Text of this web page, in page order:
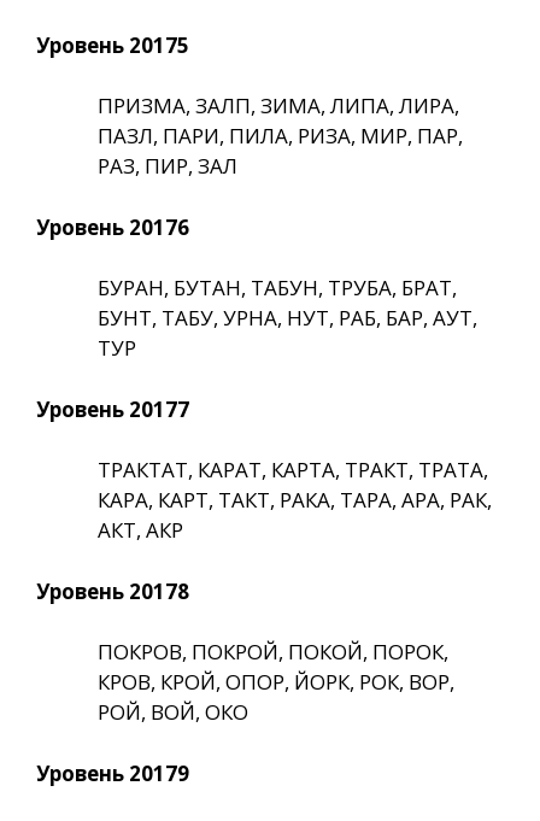
Уровень 20175
ПРИЗМА, ЗАЛП, ЗИМА, ЛИПА, ЛИРА,
ПАЗЛ, ПАРИ, ПИЛА, РИЗА, МИР, ПАР,
РАЗ, ПИР, ЗАЛ
Уровень 20176
БУРАН, БУТАН, ТАБУН, ТРУБА, БРАТ,
БУНТ, ТАБУ, УРНА, НУТ, РАБ, БАР, АУТ,
ТУР
Уровень 20177
ТРАКТАТ, КАРАТ, КАРТА, ТРАКТ, ТРАТА,
КАРА, КАРТ, ТАКТ, РАКА, ТАРА, АРА, РАК,
АКТ, АКР
Уровень 20178
ПОКРОВ, ПОКРОЙ, ПОКОЙ, ПОРОК,
КРОВ, КРОЙ, ОПОР, ЙОРК, РОК, ВОР,
РОЙ, ВОЙ, ОКО
Уровень 20179